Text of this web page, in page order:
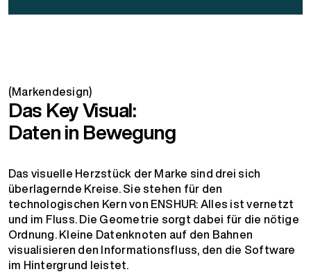
(Markendesign)
Das Key Visual:
Daten in Bewegung
Das visuelle Herzstück der Marke sind drei sich
überlagernde Kreise. Sie stehen für den
technologischen Kern von ENSHUR: Alles ist vernetzt
und im Fluss. Die Geometrie sorgt dabei für die nötige
Ordnung. Kleine Datenknoten auf den Bahnen
visualisieren den Informationsfluss, den die Software
im Hintergrund leistet.